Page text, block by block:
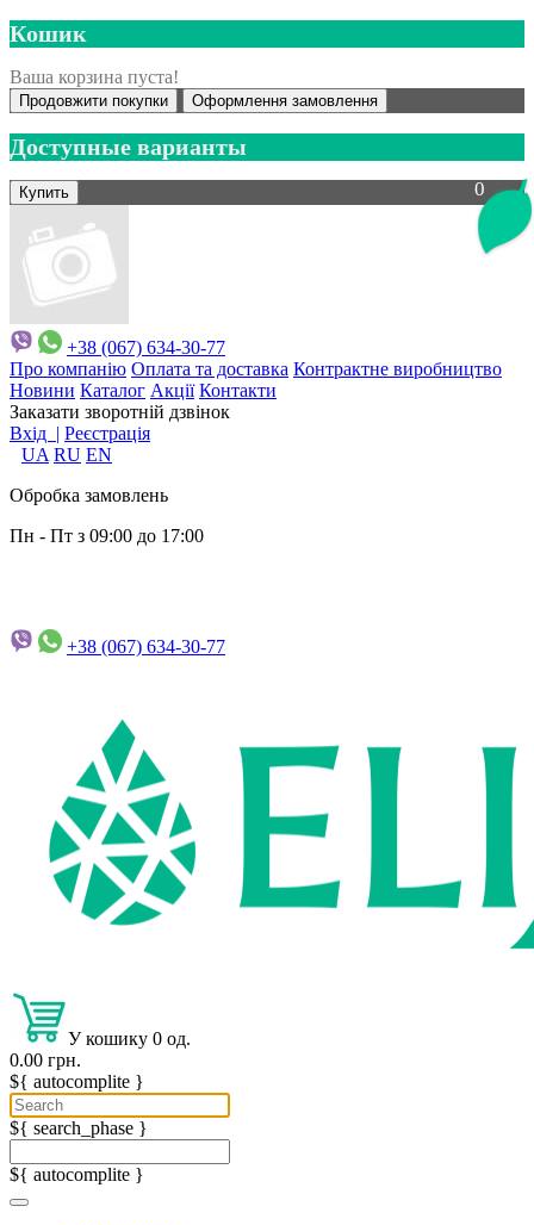
Кошик
Ваша корзина пуста!
Продовжити покупки Оформлення замовлення
0
Доступные варианты
+38 (067) 634-30-77
Про компанію Оплата та доставка Контрактне виробництво
Новини Каталог Акції Контакти
Заказати зворотній дзвінок
Вхід | Реєстрація
UA RU EN
Обробка замовлень
Пн - Пт з 09:00 до 17:00
+38 (067) 634-30-77
У кошику 0 од.
0.00 грн.
${ autocomplite }
${ search_phase }
${ autocomplite }